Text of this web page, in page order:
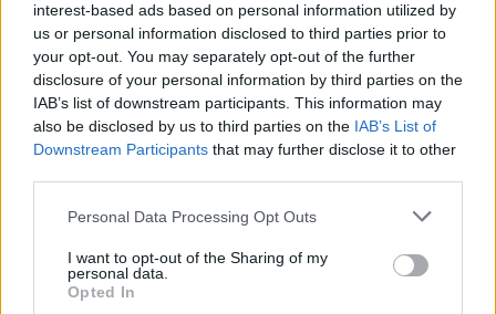
interest-based ads based on personal information utilized by
us or personal information disclosed to third parties prior to
your opt-out. You may separately opt-out of the further
disclosure of your personal information by third parties on the
IAB’s list of downstream participants. This information may
also be disclosed by us to third parties on the IAB’s List of
Downstream Participants that may further disclose it to other
Please note that this website/app uses one or more Google
not limited to your visit or usage behaviour. You may click to
grant or deny consent to Google and its third-party tags to
use your data for below specified purposes in below Google
Personal Data Processing Opt Outs
I want to opt-out of the Sharing of my
personal data.
Opted In
Edoardo Marchesi, voce delle notizie di
Palermo, ricorda la notte in cui seguì il corteo
in via Maqueda e decise di chiedere carte e
nomi: da allora predilige verifiche sul campo.
In redazione guida l’agenda delle emergenze
e custodisce una collezione di vecchie
mappe della città.